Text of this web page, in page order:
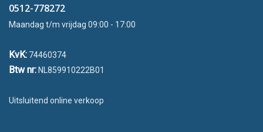
0512-778272
Maandag t/m vrijdag 09:00 - 17:00
KvK: 74460374
Btw nr: NL859910222B01
Uitsluitend online verkoop